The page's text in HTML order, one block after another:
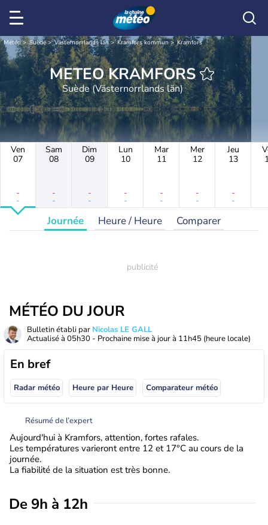
Météo Suède Västernorrlands län Kramfors kommun Kramfors
METEO KRAMFORS
Suède (Västernorrlands län)
Ven
07
-
-
Sam
08
-
-
Dim
09
-
-
Lun
10
-
-
Mar
11
-
-
Mer
12
-
-
Jeu
13
-
-
Journée Heure / Heure Comparer
MÉTÉO DU JOUR
Bulletin établi par Nicolas LE GALL
Actualisé à 05h30 - Prochaine mise à jour à 11h45 (heure locale)
En bref
Radar météo Heure par Heure Comparateur météo
Résumé de l’expert
Aujourd'hui à Kramfors, attention, fortes rafales.
Les températures varieront entre 12 et 17°C au cours de la
journée.
La fiabilité de la situation est très bonne.
De 9h à 12h